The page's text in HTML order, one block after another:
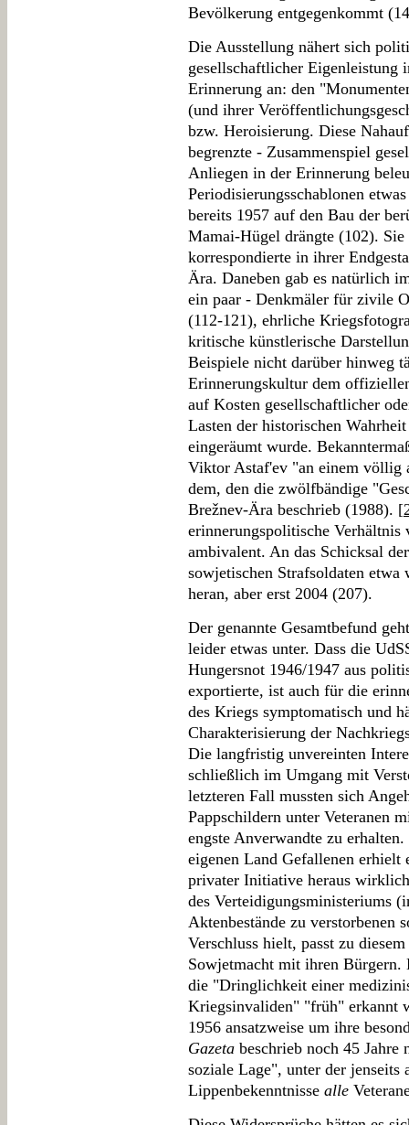
Bevölkerung entgegenkommt
Die Ausstellung nähert sich
gesellschaftlicher Eigenleistung
Erinnerung an: den
(und ihrer
bzw. Heroisierung. Diese
begrenzte - Zusammenspiel
Anliegen in der Erinnerung
Periodisierungsschablonen
bereits 1957 auf den Bau der
Mamai-Hügel drängte (102).
korrespondierte in ihrer
Ära. Daneben gab es natürlich
ein paar - Denkmäler für zivile
(112-121), ehrliche
kritische künstlerische
Beispiele nicht darüber hinweg
Erinnerungskultur dem
auf Kosten gesellschaftlicher
Lasten der historischen
eingeräumt wurde.
Viktor Astaf'ev "an einem völlig
dem, den die zwölfbändige
Brežnev-Ära beschrieb (1988). [
erinnerungspolitische Verhältnis
ambivalent. An das Schicksal
sowjetischen Strafsoldaten etwa
heran, aber erst 2004 (207).
Der genannte Gesamtbefund
leider etwas unter. Dass die
Hungersnot 1946/1947 aus
exportierte, ist auch für die
des Kriegs symptomatisch und
Charakterisierung der
Die langfristig unvereinten
schließlich im Umgang mit
letzteren Fall mussten sich
Pappschildern unter Veteranen
engste Anverwandte zu
eigenen Land Gefallenen erhielt
privater Initiative heraus
des Verteidigungsministeriums
Aktenbestände zu verstorbenen
Verschluss hielt, passt zu
Sowjetmacht mit ihren Bürgern.
die "Dringlichkeit einer
Kriegsinvaliden" "früh" erkannt
1956 ansatzweise um ihre
Gazeta beschrieb noch 45 Jahre
soziale Lage", unter der
Lippenbekenntnisse alle